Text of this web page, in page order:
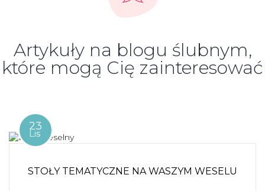
Artykuły na blogu ślubnym,
które mogą Cię zainteresować
23
Lis
STOŁY TEMATYCZNE NA WASZYM WESELU